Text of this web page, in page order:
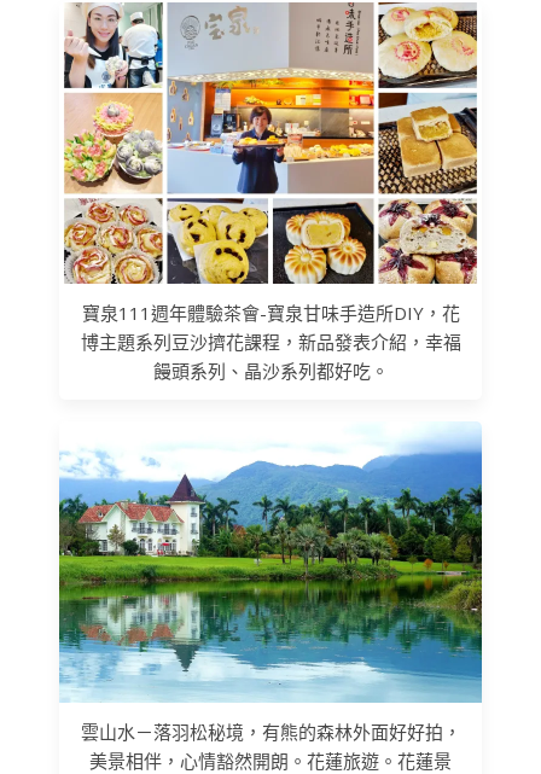
寶泉111週年體驗茶會-寶泉甘味手造所DIY，花
博主題系列豆沙擠花課程，新品發表介紹，幸福
饅頭系列、晶沙系列都好吃。
雲山水－落羽松秘境，有熊的森林外面好好拍，
美景相伴，心情豁然開朗。花蓮旅遊。花蓮景